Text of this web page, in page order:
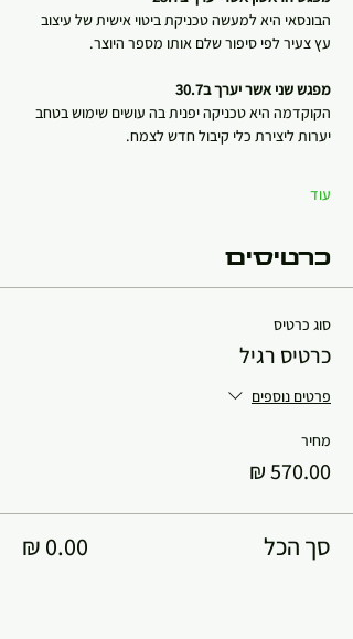
הבונסאי היא למעשה טכניקת ביטוי אישית של עיצוב
עץ צעיר לפי סיפור שלם אותו מספר היוצר.
מפגש שני אשר יערך ב30.7
הקוקדמה היא טכניקה יפנית בה עושים שימוש בטחב
יערות ליצירת כלי קיבול חדש לצמח.
עוד
כרטיסים
סוג כרטיס
כרטיס רגיל
פרטים נוספים
מחיר
סך הכל